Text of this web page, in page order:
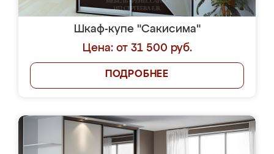
Шкаф-купе "Сакисима"
Цена: от 31 500 руб.
ПОДРОБНЕЕ